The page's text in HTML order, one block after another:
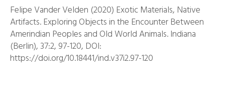
Felipe Vander Velden (2020) Exotic Materials, Native
Artifacts. Exploring Objects in the Encounter Between
Amerindian Peoples and Old World Animals. Indiana
(Berlin), 37:2, 97-120, DOI:
https://doi.org/10.18441/ind.v37i2.97-120